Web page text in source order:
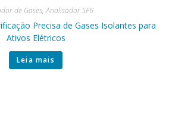
de Gases,Analisador SF6
Precisa de Gases Isolantes para
Ativos Elétricos
Leia mais